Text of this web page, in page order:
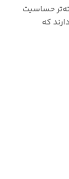
حساسیت
که